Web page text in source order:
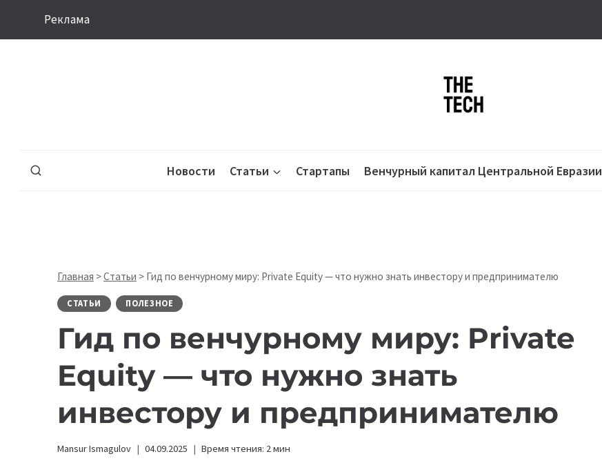
Реклама
Новости Статьи Стартапы Венчурный капитал Центральной Евразии
Главная >Статьи > Гид по венчурному миру: Private Equity — что нужно знать инвестору и предпринимателю
СТАТЬИ ПОЛЕЗНОЕ
Гид по венчурному миру: Private
Equity — что нужно знать
инвестору и предпринимателю
Mansur Ismagulov 04.09.2025 Время чтения: 2мин